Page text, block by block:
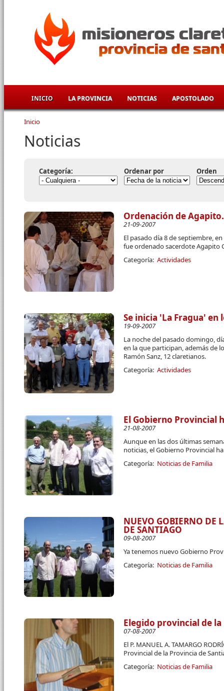
INICIO LA PROVINCIA NOTICIAS APOSTOLADO
Se encuentra usted aquí
Inicio
Noticias
Categoría: Ordenar por Orden
Ordenación de Agapito.
21-09-2007
El pasado día 8 de septiembre,
fue ordenado sacerdote Agapito
Categoría: Actividades
Se inicia 'La Fragua' en
19-09-2007
La noche del pasado domingo,
en la que participan, además de
Ramón Sanz, 12 claretianos.
Categoría: Actividades
El Gobierno Provincial
21-08-2007
Aunque en las dos últimas
noticias, el Gobierno Provincial
Categoría: Noticias de Familia
NUEVO GOBIERNO DE
DE SANTIAGO
09-08-2007
Ya tenemos nuevo Gobierno
Categoría: Noticias de Familia
Elegido provincial de
07-08-2007
El P. MANUEL A. TAMARGO
Provincial de la Provincia de
Categoría: Noticias de Familia